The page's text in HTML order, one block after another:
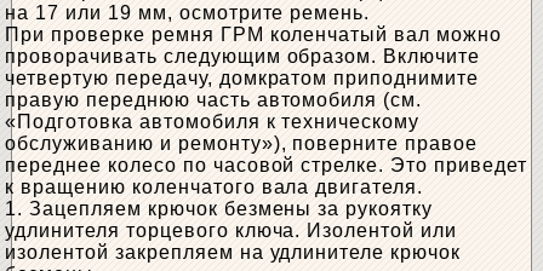
на 17 или 19 мм, осмотрите ремень.
При проверке ремня ГРМ коленчатый вал можно
проворачивать следующим образом. Включите
четвертую передачу, домкратом приподнимите
правую переднюю часть автомобиля (см.
«Подготовка автомобиля к техническому
обслуживанию и ремонту»), поверните правое
переднее колесо по часовой стрелке. Это приведет
к вращению коленчатого вала двигателя.
1. Зацепляем крючок безмены за рукоятку
удлинителя торцевого ключа. Изолентой или
изолентой закрепляем на удлинителе крючок